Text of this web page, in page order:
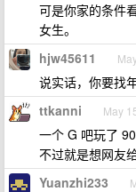
可是你家的条件
女生。
hjw45611
说实话，你要找
ttkanni May
一个 G 吧玩了
不过就是想网友
Yuanzhi233